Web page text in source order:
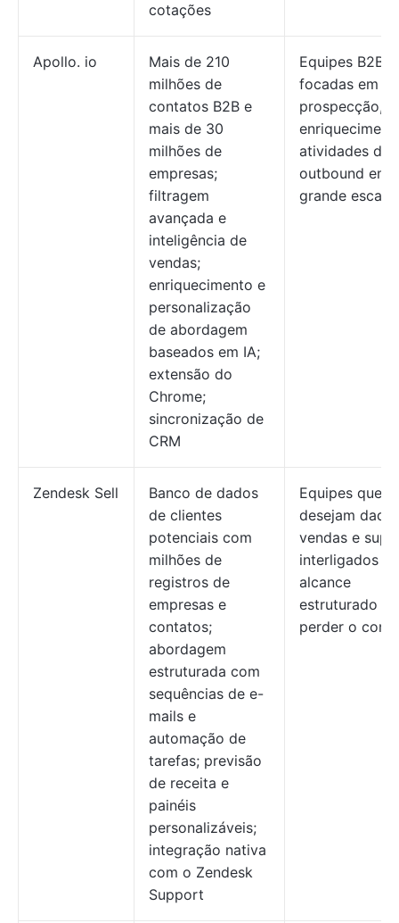
cotações
Apollo. io
Mais de 210
milhões de
contatos B2B e
mais de 30
milhões de
empresas;
filtragem
avançada e
inteligência de
vendas;
enriquecimento e
personalização
de abordagem
baseados em IA;
extensão do
Chrome;
sincronização de
CRM
Equipes B2B
focadas em
prospecção,
atividades de
outbound em
grande escala
Zendesk Sell
Banco de dados
de clientes
potenciais com
milhões de
registros de
empresas e
contatos;
abordagem
estruturada com
sequências de e-
mails e
automação de
tarefas; previsão
de receita e
painéis
personalizáveis;
integração nativa
com o Zendesk
Support
Equipes que
desejam
vendas e
interligados e
alcance
estruturado
perder o